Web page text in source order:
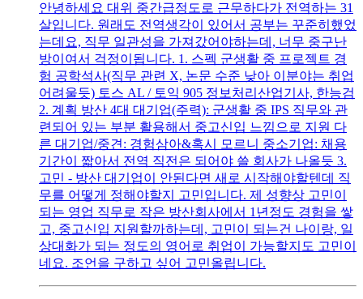
안녕하세요 대위 중간급정도로 근무하다가 전역하는 31
살입니다. 원래도 전역생각이 있어서 공부는 꾸준히했었
는데요, 직무 일관성을 가져갔어야하는데, 너무 중구난
방이여서 걱정이됩니다. 1. 스펙 군생활 중 프로젝트 경
험 공학석사(직무 관련 X, 논문 수준 낮아 이분야는 취업
어려울듯) 토스 AL / 토익 905 정보처리산업기사, 한능검
2. 계획 방산 4대 대기업(주력): 군생활 중 IPS 직무와 관
련되어 있는 부분 활용해서 중고신입 느낌으로 지원 다
른 대기업/중견: 경험삼아&혹시 모르니 중소기업: 채용
기간이 짧아서 전역 직전은 되어야 쓸 회사가 나올듯 3.
고민 - 방산 대기업이 안된다면 새로 시작해야할텐데 직
무를 어떻게 정해야할지 고민입니다. 제 성향상 고민이
되는 영업 직무로 작은 방산회사에서 1년정도 경험을 쌓
고, 중고신입 지원할까하는데, 고민이 되는건 나이랑, 일
상대화가 되는 정도의 영어로 취업이 가능할지도 고민이
네요. 조언을 구하고 싶어 고민올립니다.